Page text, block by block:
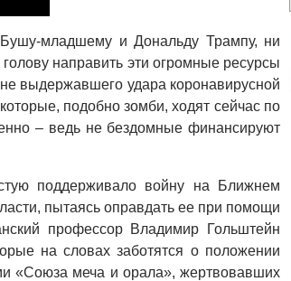
младшему и Дональду Трампу, ни
направить эти огромные ресурсы
выдержавшего удара коронавирусной
подобно зомби, ходят сейчас по
– ведь не бездомные финансируют
поддерживало войну на Ближнем
пытаясь оправдать ее при помощи
профессор Владимир Гольштейн
на словах заботятся о положении
«Союза меча и орала», жертвовавших